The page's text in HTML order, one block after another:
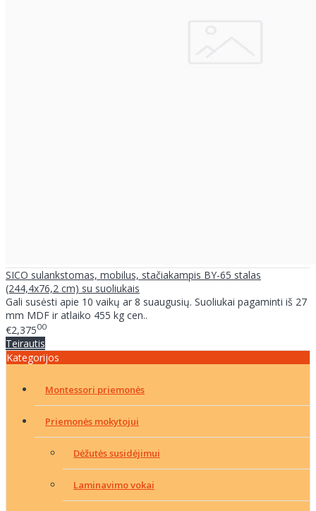
SICO sulankstomas, mobilus, stačiakampis BY-65 stalas
(244,4x76,2 cm) su suoliukais
Gali susėsti apie 10 vaikų ar 8 suaugusių. Suoliukai pagaminti iš 27
mm MDF ir atlaiko 455 kg cen..
€2,37500
Teirautis
Kategorijos
Montessori priemonės
Priemonės mokytojui
Dėžutės susidėjimui
Laminavimo vokai